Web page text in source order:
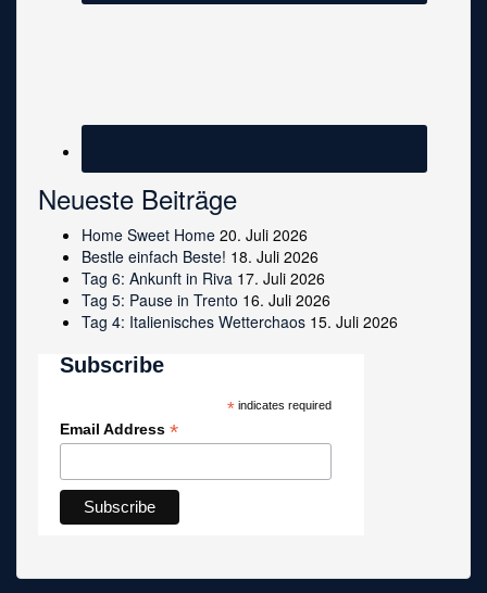
Neueste Beiträge
Home Sweet Home 20. Juli 2026
Bestle einfach Beste! 18. Juli 2026
Tag 6: Ankunft in Riva 17. Juli 2026
Tag 5: Pause in Trento 16. Juli 2026
Tag 4: Italienisches Wetterchaos 15. Juli 2026
Subscribe
*indicates required
Email Address *